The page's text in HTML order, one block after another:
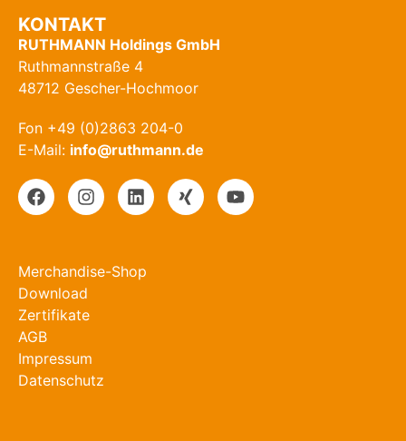
KONTAKT
RUTHMANN Holdings GmbH
Ruthmannstraße 4
48712 Gescher-Hochmoor
Fon +49 (0)2863 204-0
E-Mail: info@ruthmann.de
Merchandise-Shop
Download
Zertifikate
AGB
Impressum
Datenschutz